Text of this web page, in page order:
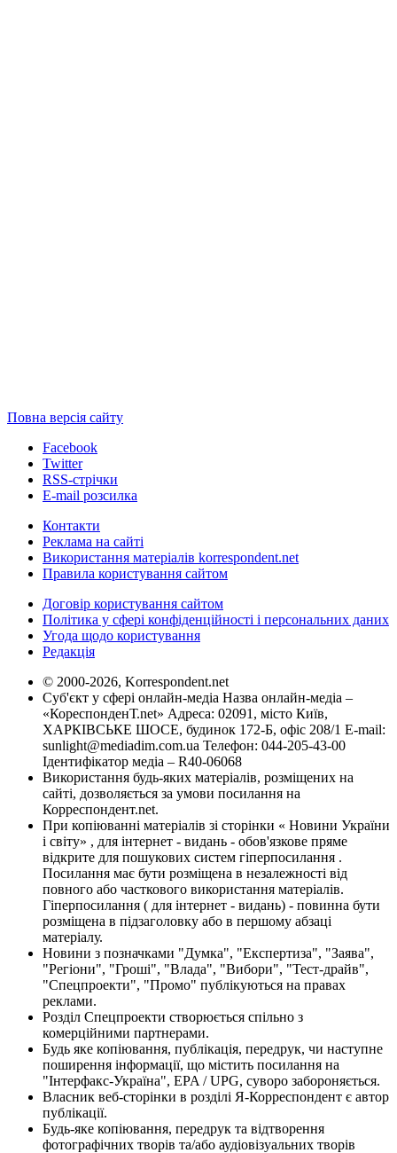
Повна версія сайту
Facebook
Twitter
RSS-стрічки
E-mail розсилка
Контакти
Реклама на сайті
Використання матеріалів korrespondent.net
Правила користування сайтом
Договір користування сайтом
Політика у сфері конфіденційності і персональних даних
Угода щодо користування
Редакція
© 2000-2026, Korrespondent.net
Суб'єкт у сфері онлайн-медіа Назва онлайн-медіа –
«КореспонденТ.net» Адреса: 02091, місто Київ,
ХАРКІВСЬКЕ ШОСЕ, будинок 172-Б, офіс 208/1 E-mail:
sunlight@mediadim.com.ua Телефон: 044-205-43-00
Ідентифікатор медіа – R40-06068
Використання будь-яких матеріалів, розміщених на
сайті, дозволяється за умови посилання на
Корреспондент.net.
При копіюванні матеріалів зі сторінки « Новини України
і світу» , для інтернет - видань - обов'язкове пряме
відкрите для пошукових систем гіперпосилання .
Посилання має бути розміщена в незалежності від
повного або часткового використання матеріалів.
Гіперпосилання ( для інтернет - видань) - повинна бути
розміщена в підзаголовку або в першому абзаці
матеріалу.
Новини з позначками "Думка", "Експертиза", "Заява",
"Регіони", "Гроші", "Влада", "Вибори", "Тест-драйв",
"Спецпроекти", "Промо" публікуються на правах
реклами.
Розділ Спецпроекти створюється спільно з
комерційними партнерами.
Будь яке копіювання, публікація, передрук, чи наступне
поширення інформації, що містить посилання на
"Інтерфакс-Україна", EPA / UPG, суворо забороняється.
Власник веб-сторінки в розділі Я-Корреспондент є автор
публікації.
Будь-яке копіювання, передрук та відтворення
фотографічних творів та/або аудіовізуальних творів